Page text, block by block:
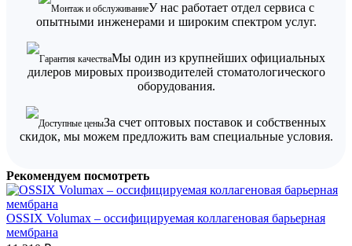
Монтаж и обслуживаниеУ нас работает отдел сервиса с
опытными инженерами и широким спектром услуг.
Гарантия качестваМы один из крупнейших официальных
дилеров мировых производителей стоматологического
оборудования.
Доступные ценыЗа счет оптовых поставок и собственных
скидок, мы можем предложить вам специальные условия.
Рекомендуем посмотреть
OSSIX Volumax – оссифицируемая коллагеновая барьерная
мембрана